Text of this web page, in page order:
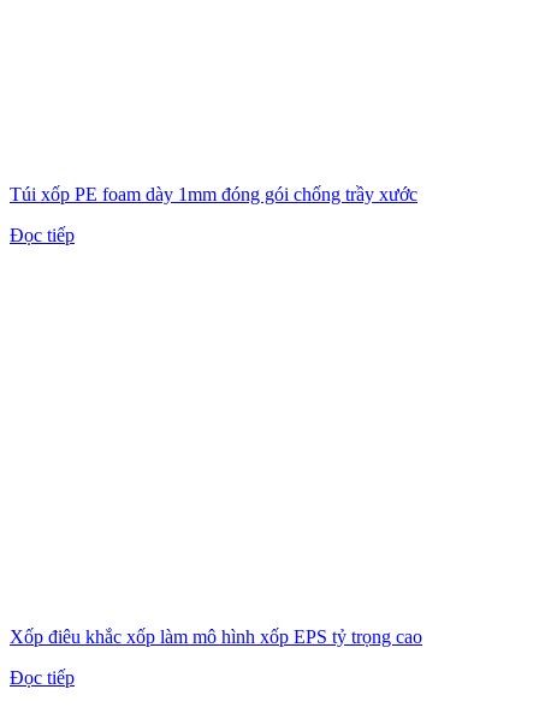
Túi xốp PE foam dày 1mm đóng gói chống trầy xước
Đọc tiếp
Xốp điêu khắc xốp làm mô hình xốp EPS tỷ trọng cao
Đọc tiếp